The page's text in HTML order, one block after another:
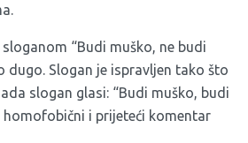
“Budi muško, ne budi
dugo. Slogan je ispravljen tako što
slogan glasi: “Budi muško, budi
homofobični i prijeteći komentar